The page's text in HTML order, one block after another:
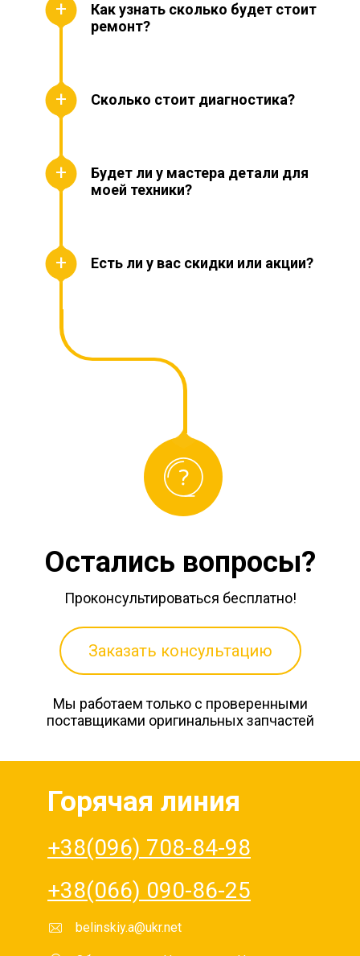
Как узнать сколько будет стоит
ремонт?
Сколько стоит диагностика?
Будет ли у мастера детали для
моей техники?
Есть ли у вас скидки или акции?
Остались вопросы?
Проконсультироваться бесплатно!
Мы работаем только с проверенными
поставщиками оригинальных запчастей
Заказать консультацию
Горячая линия
+38(096) 708-84-98
+38(066) 090-86-25
belinskiy.a@ukr.net